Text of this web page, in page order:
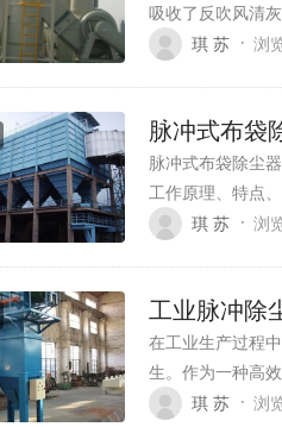
吸收了反吹风清
琪 苏 · 浏
脉冲式布袋
脉冲式布袋除尘
工作原理、特点
琪 苏 · 浏
工业脉冲除
在工业生产过程
生。作为一种高
琪 苏 · 浏